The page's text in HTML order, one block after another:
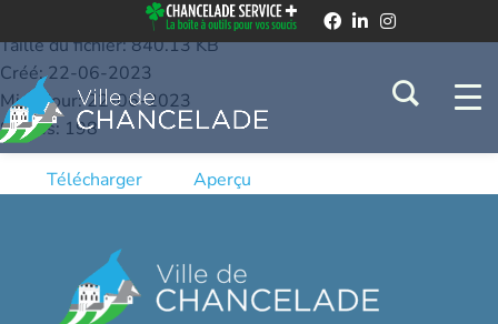
Taille du fichier: 840.13 KB
Créé: 22-06-2023
Mis à jour: 22-06-2023
Succès: 198
Télécharger Aperçu